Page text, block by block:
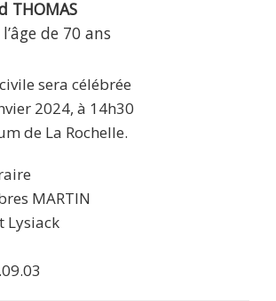
THOMAS
de 70 ans
sera célébrée
2024, à 14h30
de La Rochelle.
MARTIN
Lysiack